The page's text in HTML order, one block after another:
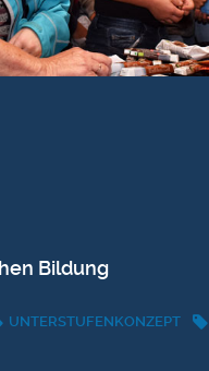
Bildung
UNTERSTUFENKONZEPT